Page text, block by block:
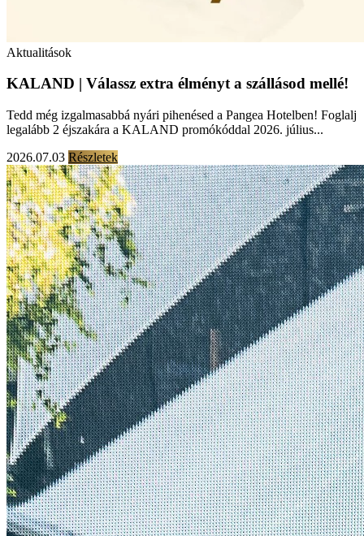
Aktualitások
KALAND | Válassz extra élményt a szállásod mellé!
Tedd még izgalmasabbá nyári pihenésed a Pangea Hotelben! Foglalj
legalább 2 éjszakára a KALAND promókóddal 2026. július...
2026.07.03 Részletek